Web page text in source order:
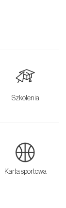
Szkolenia
Karta sportowa